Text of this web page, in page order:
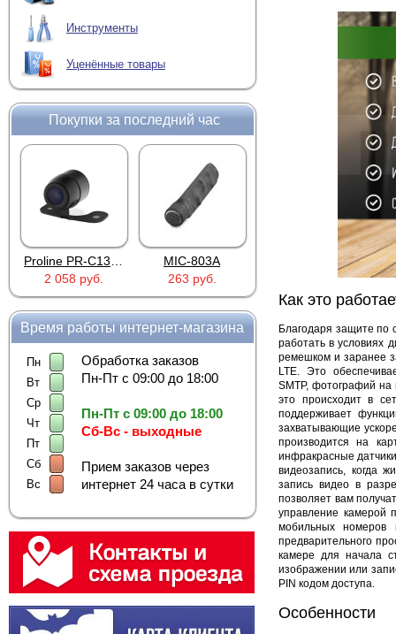
Инструменты
Уценённые товары
Покупки за последний час
Proline PR-C1335
2 058 руб.
MIC-803A
263 руб.
4PIN(п)/2RCA(м)+DJK-11(п)
Время работы интернет-магазина
Пн
Вт
Ср
Чт
Пт
Сб
Вс
Обработка заказов
Пн-Пт с 09:00 до 18:00
Пн-Пт с 09:00 до 18:00
Сб-Вс - выходные
Прием заказов через
интернет 24 часа в сутки
Как это
Благодаря защите по
работать в условиях
ремешком и заранее
LTE. Это
SMTP, фотографий
это происходит в
поддерживает
захватывающие
производится на
инфракрасные
видеозапись, когда
запись видео в
позволяет вам
управление камерой
мобильных
предварительного
камере для начала
изображении или
PIN кодом доступа.
Особенности